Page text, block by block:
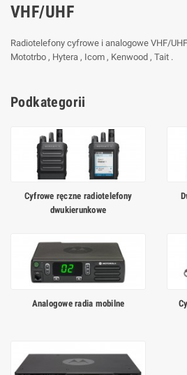
VHF/UHF
Radiotelefony cyfrowe i analogowe VHF/
Mototrbo , Hytera , Icom , Kenwood , Tait .
Podkategorii
Cyfrowe ręczne radiotelefony
dwukierunkowe
Analogowe radia mobilne